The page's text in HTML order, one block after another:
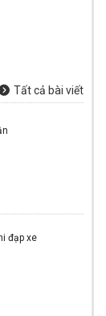
Tất cả bài viết
đạp xe